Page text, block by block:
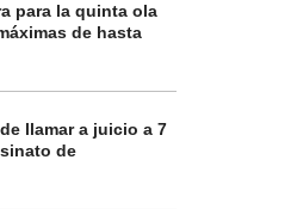
para la quinta ola
de hasta
llamar a juicio a 7
de